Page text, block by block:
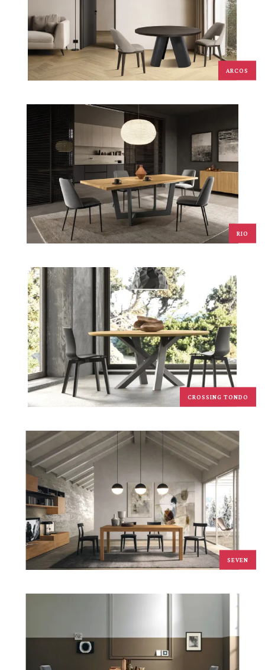
ARCOS
RIO
CROSSING TONDO
SEVEN